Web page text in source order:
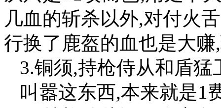
几血的斩杀以外,对付火
行换了鹿盔的血也是大
3.铜须,持枪侍从和盾猛
叫嚣这东西,本来就是1